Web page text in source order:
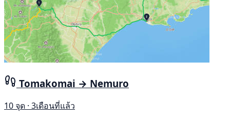
Tomakomai → Nemuro
10 จุด · 3เดือนที่แล้ว